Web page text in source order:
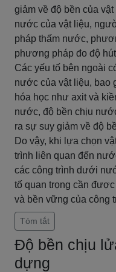
giảm về độ bền của
nước của vật liệu,
pháp thấm nước,
phương pháp đo độ
Các yếu tố bên ngoài
nước của vật liệu, bao
hóa học như axit và
nước, độ bền chịu
ra sự suy giảm về độ
Do vậy, khi lựa chọn
trình liên quan đến
các công trình dưới
tố quan trọng cần
và bền vững của công
Tóm tắt
Độ bền chịu
dựng